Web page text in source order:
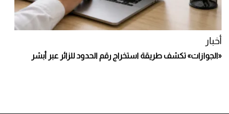
أخبار
«الجوازات» تكشف طريقة استخراج رقم الحدود للزائر عبر أبشر